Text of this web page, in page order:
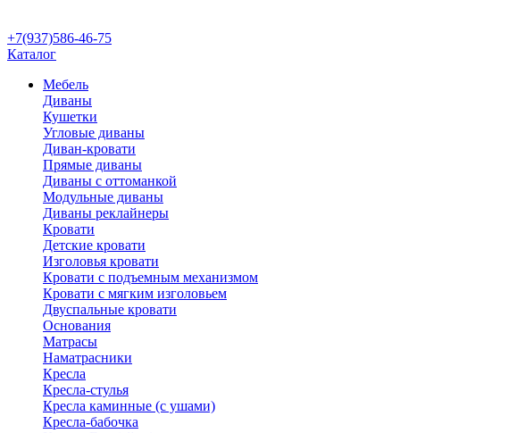
+7(937)586-46-75
Каталог
Мебель
Диваны
Кушетки
Угловые диваны
Диван-кровати
Прямые диваны
Диваны с оттоманкой
Модульные диваны
Диваны реклайнеры
Кровати
Детские кровати
Изголовья кровати
Кровати с подъемным механизмом
Кровати с мягким изголовьем
Двуспальные кровати
Основания
Матрасы
Наматрасники
Кресла
Кресла-стулья
Кресла каминные (с ушами)
Кресла-бабочка